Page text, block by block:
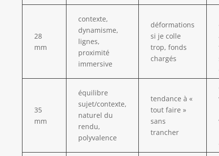
28
mm
contexte,
dynamisme,
lignes,
proximité
immersive
déformations
si je colle
trop, fonds
chargés
35
mm
équilibre
sujet/contexte,
naturel du
rendu,
polyvalence
tendance à «
tout faire »
sans
trancher